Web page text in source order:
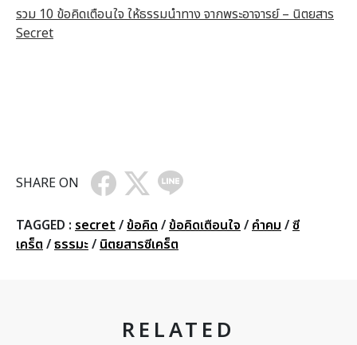
รวม 10 ข้อคิดเตือนใจ ให้ธรรมนำทาง จากพระอาจารย์ – นิตยสาร
Secret
SHARE ON
TAGGED : secret /ข้อคิด /ข้อคิดเตือนใจ / คำคม /ซี
เคร็ต /ธรรมะ/ นิตยสารซีเคร็ต
RELATED